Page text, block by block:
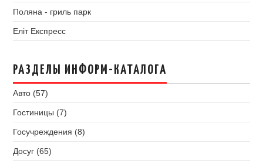
Поляна - гриль парк
Еліт Експресс
РАЗДЕЛЫ ИНФОРМ-КАТАЛОГА
Авто (57)
Гостиницы (7)
Госучреждения (8)
Досуг (65)